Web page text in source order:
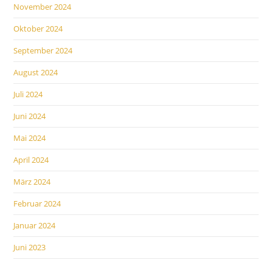
November 2024
Oktober 2024
September 2024
August 2024
Juli 2024
Juni 2024
Mai 2024
April 2024
März 2024
Februar 2024
Januar 2024
Juni 2023